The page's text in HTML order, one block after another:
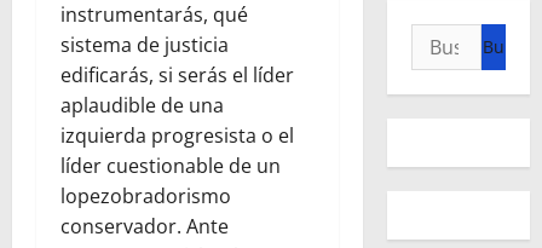
instrumentarás, qué
sistema de justicia
edificarás, si serás el líder
aplaudible de una
izquierda progresista o el
líder cuestionable de un
lopezobradorismo
conservador. Ante
Buscar: